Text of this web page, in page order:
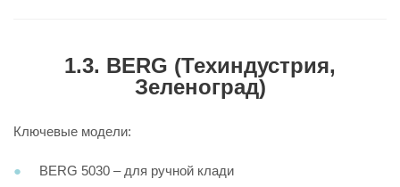
1.3. BERG (Техиндустрия,
Зеленоград)
Ключевые модели:
BERG 5030 – для ручной клади